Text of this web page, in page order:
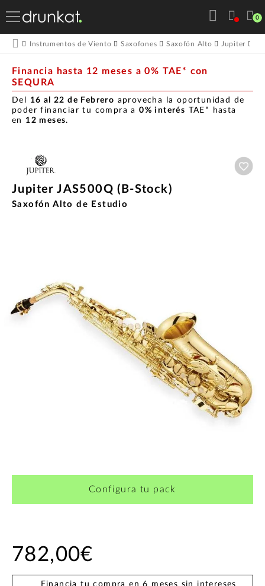
0
Instrumentos de Viento Saxofones Saxofón Alto Jupiter
Financia hasta 12 meses a 0% TAE* con
SEQURA
Del 16 al 22 de Febrero aprovecha la oportunidad de
poder financiar tu compra a0% interés TAE* hasta
en 12 meses.
Jupiter JAS500Q (B-Stock)
Saxofón Alto de Estudio
Configura tu pack
782,00€